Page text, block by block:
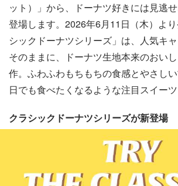
ット）」から、ドーナツ好きには見逃
登場します。2026年6月11日（木）よ
シックドーナツシリーズ」は、人気キ
そのままに、ドーナツ生地本来のおい
作。ふわふわもちもちの食感とやさし
日でも食べたくなるような注目スイーツ
クラシックドーナツシリーズが新登場